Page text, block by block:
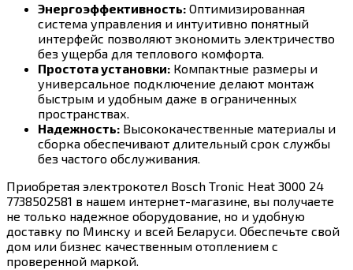
Энергоэффективность: Оптимизированная
система управления и интуитивно понятный
интерфейс позволяют экономить электричество
без ущерба для теплового комфорта.
Простота установки: Компактные размеры и
универсальное подключение делают монтаж
быстрым и удобным даже в ограниченных
пространствах.
Надежность: Высококачественные материалы и
сборка обеспечивают длительный срок службы
без частого обслуживания.
Приобретая электрокотел Bosch Tronic Heat 3000 24
7738502581 в нашем интернет-магазине, вы получаете
не только надежное оборудование, но и удобную
доставку по Минску и всей Беларуси. Обеспечьте свой
дом или бизнес качественным отоплением с
проверенной маркой.